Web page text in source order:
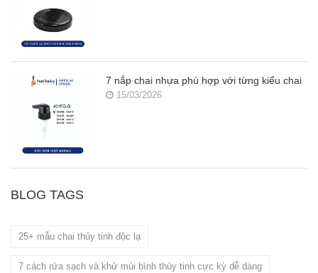
7 nắp chai nhựa phù hợp với từng kiểu chai
15/03/2026
BLOG TAGS
25+ mẫu chai thủy tinh độc lạ
7 cách rửa sạch và khử mùi bình thủy tinh cực kỳ dễ dàng